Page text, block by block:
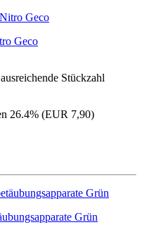
Geco
ausreichende Stückzahl
26.4% (EUR 7,90)
Grün